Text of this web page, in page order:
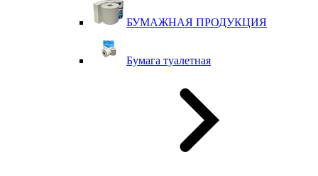
БУМАЖНАЯ ПРОДУКЦИЯ
Бумага туалетная